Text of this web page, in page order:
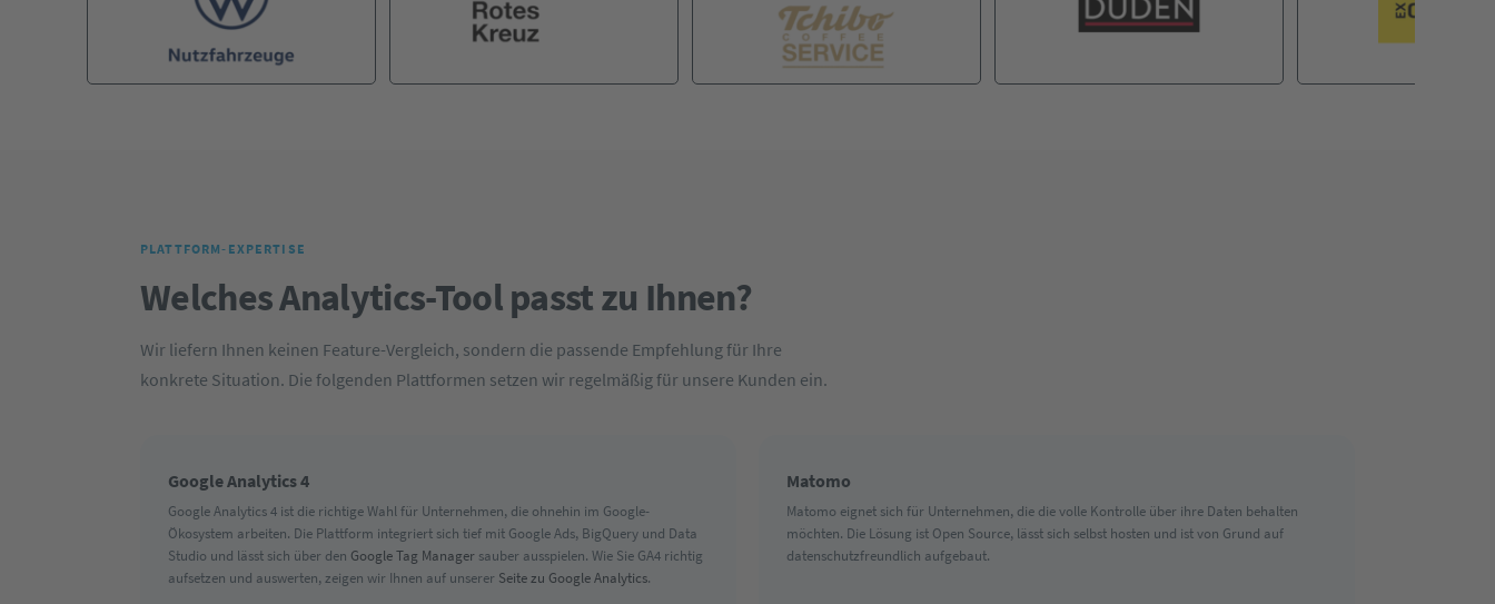
PLATTFORM-EXPERTISE
Welches Analytics-Tool passt zu Ihnen?
Wir liefern Ihnen keinen Feature-Vergleich, sondern die passende Empfehlung für Ihre
konkrete Situation. Die folgenden Plattformen setzen wir regelmäßig für unsere Kunden ein.
Google Analytics 4
Google Analytics 4 ist die richtige Wahl für Unternehmen, die ohnehin im Google-
Ökosystem arbeiten. Die Plattform integriert sich tief mit Google Ads, BigQuery und Data
Studio und lässt sich über den Google Tag Manager sauber ausspielen. Wie Sie GA4 richtig
aufsetzen und auswerten, zeigen wir Ihnen auf unserer Seite zu Google Analytics.
Matomo
Matomo eignet sich für Unternehmen, die die volle Kontrolle über ihre Daten behalten
möchten. Die Lösung ist Open Source, lässt sich selbst hosten und ist von Grund auf
datenschutzfreundlich aufgebaut.